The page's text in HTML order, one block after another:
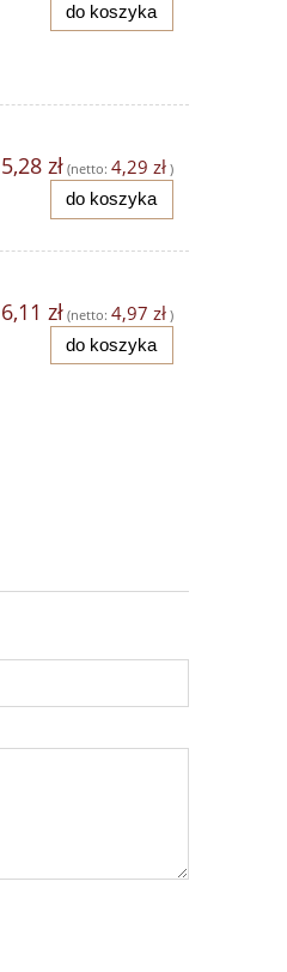
do koszyka
5,28 zł (netto: 4,29 zł)
do koszyka
6,11 zł (netto: 4,97 zł)
do koszyka